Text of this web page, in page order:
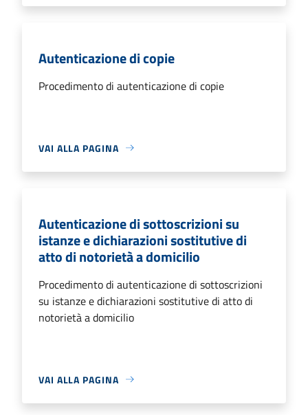
Autenticazione di copie
Procedimento di autenticazione di copie
VAI ALLA PAGINA
Autenticazione di sottoscrizioni su
istanze e dichiarazioni sostitutive di
atto di notorietà a domicilio
Procedimento di autenticazione di sottoscrizioni
su istanze e dichiarazioni sostitutive di atto di
notorietà a domicilio
VAI ALLA PAGINA